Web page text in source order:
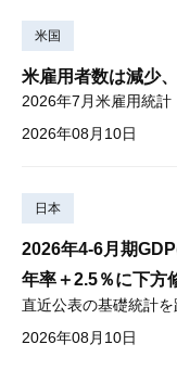
米国
米雇用者数は減少
2026年08月10日
日本
2026年4-6月期
年率＋2.5％に下方
2026年08月10日